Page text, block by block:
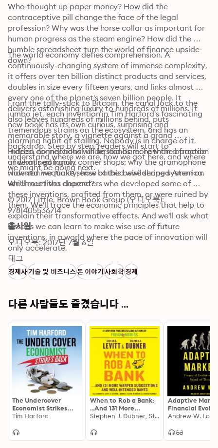
Who thought up paper money? How did the
contraceptive pill change the face of the legal
profession? Why was the horse collar as important for
human progress as the steam engine? How did the
humble spreadsheet turn the world of finance upside-
down?
The world economy defies comprehension. A
continuously-changing system of immense complexity,
it offers over ten billion distinct products and services,
doubles in size every fifteen years, and links almost
every one of the planet's seven billion people. It
delivers astonishing luxury to hundreds of millions. It
also leaves hundreds of millions behind, puts
tremendous strains on the ecosystem, and has an
alarming habit of stalling. Nobody is in charge of it.
Indeed, no individual understands more than a fraction
of what's going on.
How can we make sense of this bewildering system on
which our lives depend?
From the tally-stick to Bitcoin, the canal lock to the
jumbo jet, each invention in Tim Harford's fascinating
new book has its own curious, surprising and
memorable story, a vignette against a grand
backdrop. Step by step, readers will start to
understand where we are, how we got here, and where
we might be going next.
Hidden connections will be laid bare: how the barcode
undermined family corner shops; why the gramophone
widened inequality; how barbed wire shaped America.
We'll meet the characters who developed some of
these inventions, profited from them, or were ruined by
them. We'll trace the economic principles that help to
explain their transformative effects. And we'll ask what
lessons we can learn to make wise use of future
inventions, in a world where the pace of innovation will
only accelerate.
© 2017 Little, Brown Book Group (오디오북):
9781405536714
출시일
오디오북: 2017년 7월 6일
태그
경제사기술 및 비즈니스돈 이야기사회학경제
다른 사람들도 즐겼습니다 ...
The Undercover
Economist Strikes
Back: How to Run or
Tim Harford
When to Rob a Bank:
...And 131 More
Warped Suggestions
Rants
Stephen J. Dubner, Steven D. Levitt
Adaptive
Financial
the Speed of
Andrew W. Lo